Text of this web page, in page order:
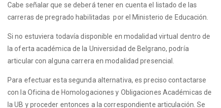
Cabe señalar que se deberá tener en cuenta el listado de las
carreras de pregrado habilitadas por el Ministerio de Educación.
Si no estuviera todavía disponible en modalidad virtual dentro de
la oferta académica de la Universidad de Belgrano, podría
articular con alguna carrera en modalidad presencial.
Para efectuar esta segunda alternativa, es preciso contactarse
con la Oficina de Homologaciones y Obligaciones Académicas de
la UB y proceder entonces a la correspondiente articulación. Se